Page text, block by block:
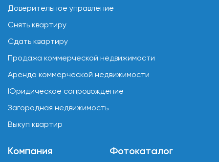
Доверительное управление
Снять квартиру
Сдать квартиру
Продажа коммерческой недвижимости
Аренда коммерческой недвижимости
Юридическое сопровождение
Загородная недвижимость
Выкуп квартир
Компания Фотокаталог